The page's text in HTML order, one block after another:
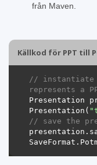
från Maven.
Källkod för PPT till
// instantiate
represents a
Presentation
Presentation(
// save the